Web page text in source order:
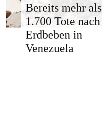
Bereits mehr als
1.700 Tote nach
Erdbeben in
Venezuela